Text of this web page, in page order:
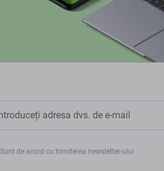
Sunt de acord cu trimiterea newsletter-ului